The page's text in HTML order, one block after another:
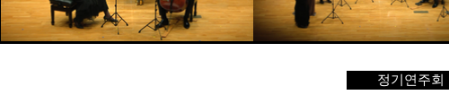
정기연주회